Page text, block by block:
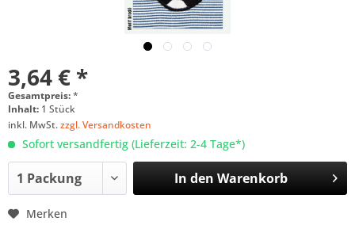
3,64 € *
Gesamtpreis:*
Inhalt: 1 Stück
inkl. MwSt.zzgl. Versandkosten
Sofort versandfertig (Lieferzeit: 2-4 Tage*)
In den Warenkorb
Merken